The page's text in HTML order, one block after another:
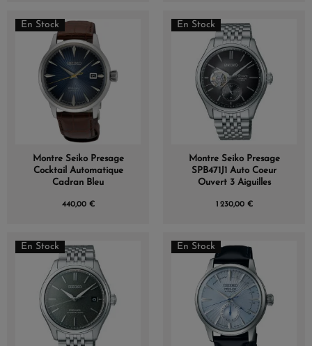
En Stock
Montre Seiko Presage
Cocktail Automatique
Cadran Bleu
440,00 €
En Stock
Montre Seiko Presage
SPB471J1 Auto Coeur
Ouvert 3 Aiguilles
1 230,00 €
En Stock En Stock